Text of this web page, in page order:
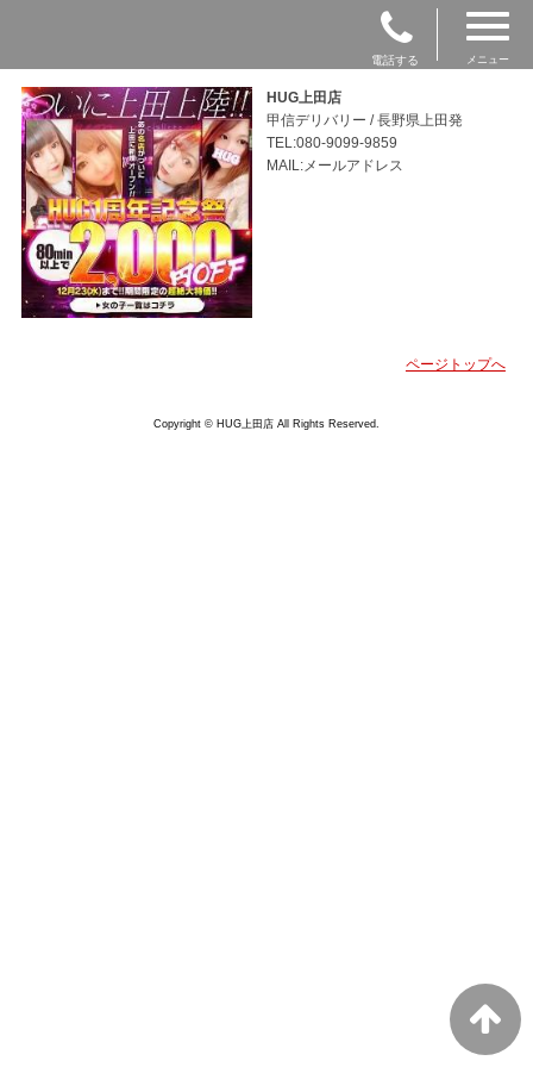
電話する メニュー
HUG上田店
甲信デリバリー / 長野県上田発
TEL:080-9099-9859
MAIL:メールアドレス
ページトップへ
Copyright © HUG上田店 All Rights Reserved.